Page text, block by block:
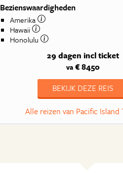
Bezienswaardigheden
Amerika
Hawaii
Honolulu
29 dagen incl ticket
va€ 8450
BEKIJK DEZE REIS
Alle reizen van Pacific Island